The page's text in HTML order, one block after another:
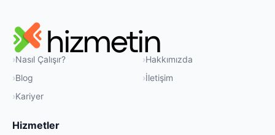
Nasıl Çalışır?
Hakkımızda
Blog
İletişim
Kariyer
Hizmetler